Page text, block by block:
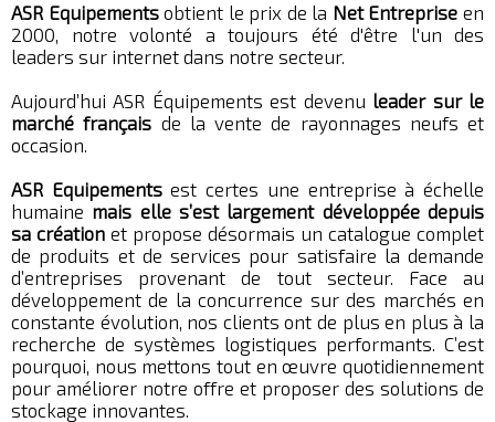
ASR Equipementsobtient le prix de la Net Entreprise en
2000, notre volonté a toujours été d'être l'un des
leaders sur internet dans notre secteur.
Aujourd’hui ASR Équipements est devenu leader sur le
marché français de la vente de rayonnages neufs et
occasion.
ASR Equipementsest certes une entreprise à échelle
humaine mais elle s’est largement développée depuis
sa création et propose désormais un catalogue complet
de produits et de services pour satisfaire la demande
d’entreprises provenant de tout secteur. Face au
développement de la concurrence sur des marchés en
constante évolution, nos clients ont de plus en plus à la
recherche de systèmes logistiques performants. C’est
pourquoi, nous mettons tout en œuvre quotidiennement
pour améliorer notre offre et proposer des solutions de
stockage innovantes.